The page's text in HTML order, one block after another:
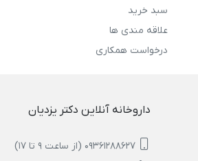
سبد خرید
علاقه مندی ها
درخواست همکاری
داروخانه آنلاین دکتر یزدیان
09361288627 (از ساعت 9 تا 17)